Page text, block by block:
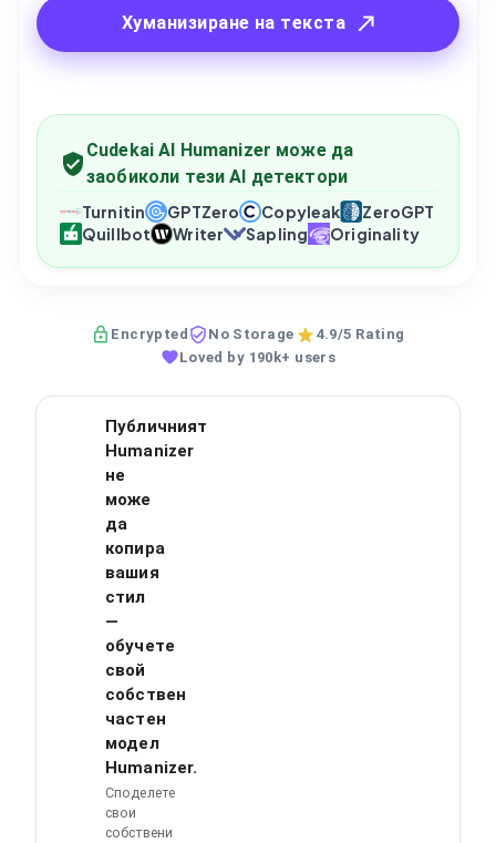
Хуманизиране на текста
Cudekai AI Humanizer може да
заобиколи тези AI детектори
Turnitin GPTZero Copyleak
ZeroGPT
Quillbot
Writer Sapling Originality
Encrypted No Storage
4.9/5 Rating
Loved by 190k+ users
Публичният
Humanizer
не
може
да
копира
вашия
стил
—
обучете
свой
собствен
частен
модел
Humanizer.
Споделете
свои
собствени